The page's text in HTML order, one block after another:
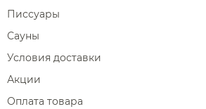
Писсуары
Сауны
Условия доставки
Акции
Оплата товара